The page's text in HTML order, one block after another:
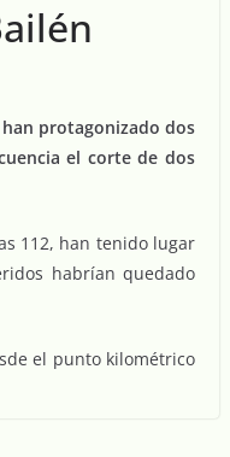
protagonizado dos
el corte de dos
112, han tenido lugar
habrían quedado
el punto kilométrico